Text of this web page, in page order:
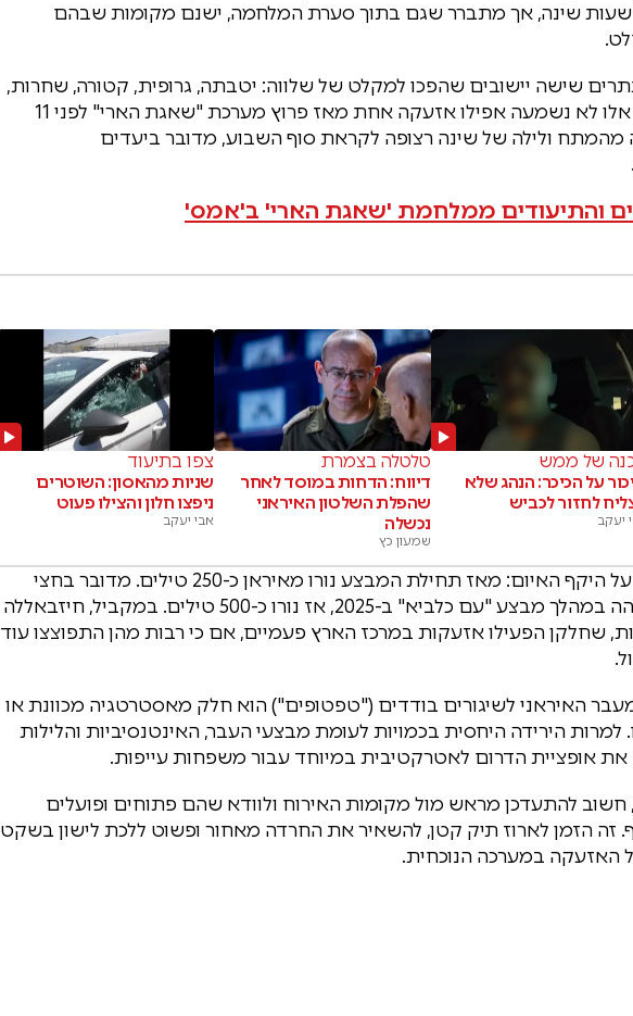
שינה, אך מתברר שגם בתוך סערת המלחמה, ישנם מקומות שבהם
שישה יישובים שהפכו למקלט של שלווה: יטבתה, גרופית, קטורה, שחרות,
אליפז ונאות הכיכר. ביישובים אלו לא נשמעה אפילו אזעקה אחת מאז פרוץ מערכת "שאגת הארי" לפני 11
ולילה של שינה רצופה לקראת סוף השבוע, מדובר ביעדים
והתיעודים ממלחמת 'שאגת הארי' ב'אמס'
של ממש
על הכיכר: הנהג שלא
לחזור לכביש
יעקב
טלטלה בצמרת
דיווח: הדחות במוסד לאחר
שהפלת השלטון האיראני
נכשלה
שמעון כץ
צפו בתיעוד
שניות מהאסון: השוטרים
ניפצו חלון והצילו פעוט
אבי יעקב
הנתונים המבצעיים מלמדים על היקף האיום: מאז תחילת המבצע נורו מאיראן כ-250 טילים. מדובר בחצי
מהכמות שנורתה בפרק זמן זהה במהלך מבצע "עם כלביא" ב-2025, אז נורו כ-500 טילים. במקביל, חיזבאללה
למעלה מ-850 רקטות, שחלקן הפעילו אזעקות במרכז הארץ פעמיים, אם כי רבות מהן התפוצצו עוד
האיראני לשיגורים בודדים ("טפטופים") הוא חלק מאסטרטגיה מכוונת או
הירידה היחסית בכמויות לעומת מבצעי העבר, האינטנסיביות והלילות
את אופציית הדרום לאטרקטיבית במיוחד עבור משפחות עייפות.
להתעדכן מראש מול מקומות האירוח ולוודא שהם פתוחים ופועלים
זה הזמן לארוז תיק קטן, להשאיר את החרדה מאחור ופשוט ללכת לישון בשקט
האזעקה במערכה הנוכחית.